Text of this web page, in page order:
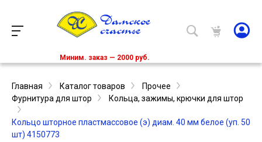
Миним. заказ — 2000 руб.
Главная Каталог товаров
Прочее
Фурнитура для штор
Кольца, зажимы, крючки для штор
Кольцо шторное пластмассовое (э) диам. 40 мм белое (уп. 50
шт) 4150773